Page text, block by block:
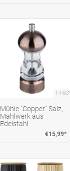
14462
Mühle "Copper" Salz,
Mahlwerk aus
Edelstahl
€15,99*